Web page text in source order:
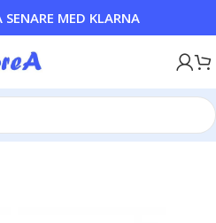
MED KLARNA